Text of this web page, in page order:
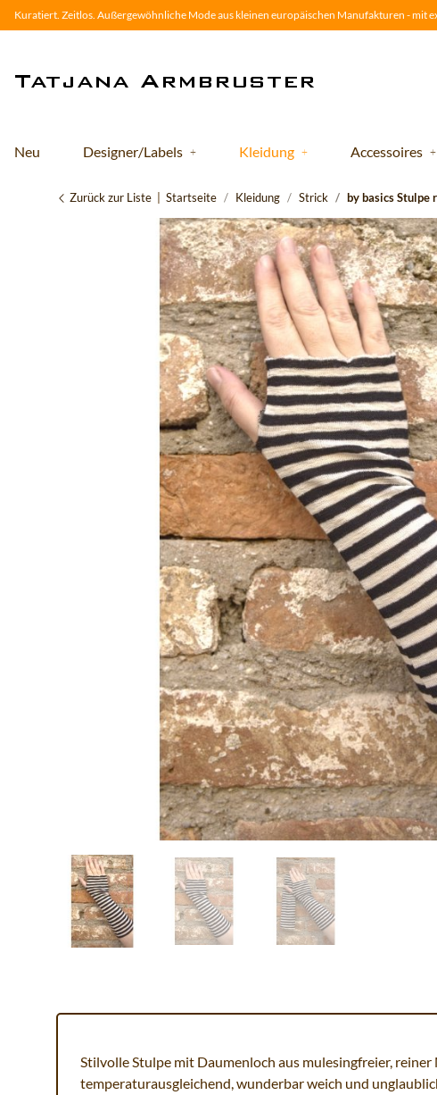
Kuratiert. Zeitlos. Außergewöhnliche Mode aus kleinen europäischen Manufakturen - mit
Neu Designer/Labels Kleidung Accessoires
Zurück zur Liste Startseite Kleidung Strick by basics Stulpe
Stilvolle Stulpe mit Daumenloch aus mulesingfreier,
temperaturausgleichend, wunderbar weich und